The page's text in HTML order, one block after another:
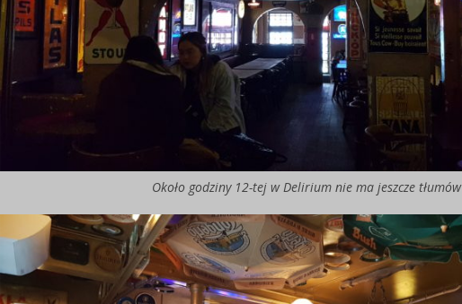
Około godziny 12-tej w Delirium nie ma jeszcze tłumów